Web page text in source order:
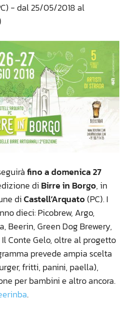
- dal 25/05/2018 al
fino a domenica 27
di Birre in Borgo, in
diCastell’Arquato (PC). I
dieci: Picobrew, Argo,
Beerin, Green Dog Brewery,
Conte Gelo, oltre al progetto
prevede ampia scelta
fritti, panini, paella),
per bambini e altro ancora.
.